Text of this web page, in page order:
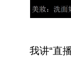
我讲“直